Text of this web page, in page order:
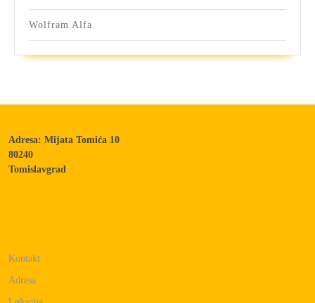
Wolfram Alfa
Adresa: Mijata Tomića 10
80240
Tomislavgrad
Kontakt
Adresa